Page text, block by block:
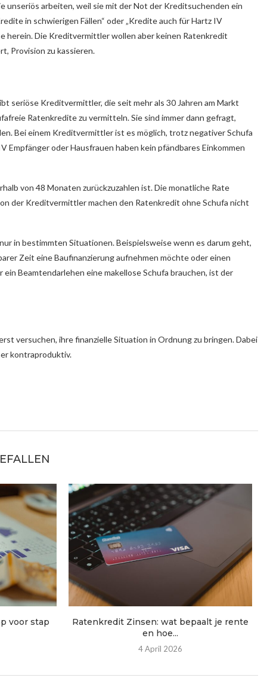
unseriös arbeiten, weil sie mit der Not der Kreditsuchenden ein
in schwierigen Fällen“ oder „Kredite auch für Hartz IV
herein. Die Kreditvermittler wollen aber keinen Ratenkredit
Provision zu kassieren.
seriöse Kreditvermittler, die seit mehr als 30 Jahren am Markt
Ratenkredite zu vermitteln. Sie sind immer dann gefragt,
Bei einem Kreditvermittler ist es möglich, trotz negativer Schufa
oder Hausfrauen haben kein pfändbares Einkommen
von 48 Monaten zurückzuzahlen ist. Die monatliche Rate
der Kreditvermittler machen den Ratenkredit ohne Schufa nicht
in bestimmten Situationen. Beispielsweise wenn es darum geht,
Zeit eine Baufinanzierung aufnehmen möchte oder einen
Beamtendarlehen eine makellose Schufa brauchen, ist der
versuchen, ihre finanzielle Situation in Ordnung zu bringen. Dabei
kontraproduktiv.
voor stap
Ratenkredit Zinsen: wat bepaalt je rente
en hoe...
4 April 2026